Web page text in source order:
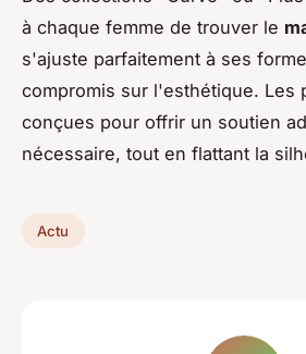
à chaque femme de trouver le
s'ajuste parfaitement à ses
compromis sur l'esthétique. Les
conçues pour offrir un soutien
nécessaire, tout en flattant la
Actu